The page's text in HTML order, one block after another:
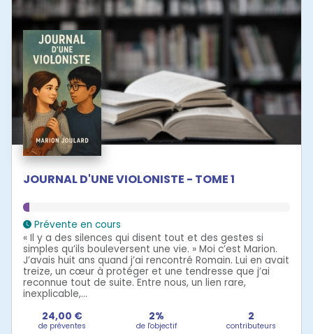
JOURNAL D'UNE VIOLONISTE - TOME 1
Prévente en cours
« Il y a des silences qui disent tout et des gestes si
simples qu’ils bouleversent une vie. » Moi c’est Marion.
J’avais huit ans quand j’ai rencontré Romain. Lui en avait
treize, un cœur à protéger et une tendresse que j’ai
reconnue tout de suite. Entre nous, un lien rare,
inexplicable,...
24,00 €
de préventes
2%
de l'objectif
2
contributeurs